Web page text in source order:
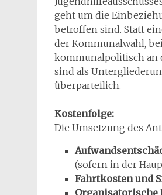
geht um die
betroffen sind. Statt
der Kommunalwahl,
kommunalpolitisch an
sind als
überparteilich.
Kostenfolge:
Die Umsetzung des
(sofern in der
Fahrtkosten und
Organisatorische